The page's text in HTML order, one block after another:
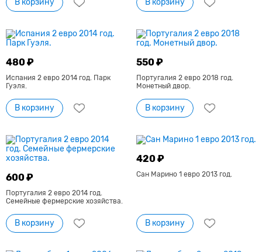
480 ₽
Испания 2 евро 2014 год. Парк
Гуэля.
В корзину
550 ₽
Португалия 2 евро 2018 год.
Монетный двор.
В корзину
600 ₽
Португалия 2 евро 2014 год.
Семейные фермерские хозяйства.
В корзину
420 ₽
Сан Марино 1 евро 2013 год.
В корзину